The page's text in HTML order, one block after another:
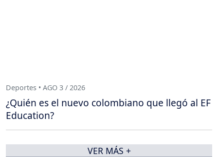
Deportes • AGO 3 / 2026
¿Quién es el nuevo colombiano que llegó al EF
Education?
VER MÁS +